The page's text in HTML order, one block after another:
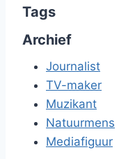
Tags
Archief
Journalist
TV-maker
Muzikant
Natuurmens
Mediafiguur